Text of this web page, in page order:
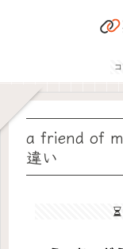
a friend of
違い